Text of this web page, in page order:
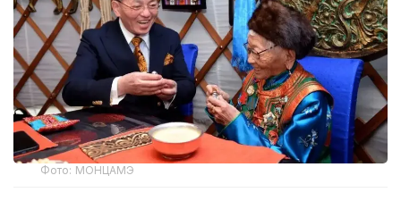
Фото: МОНЦАМЭ